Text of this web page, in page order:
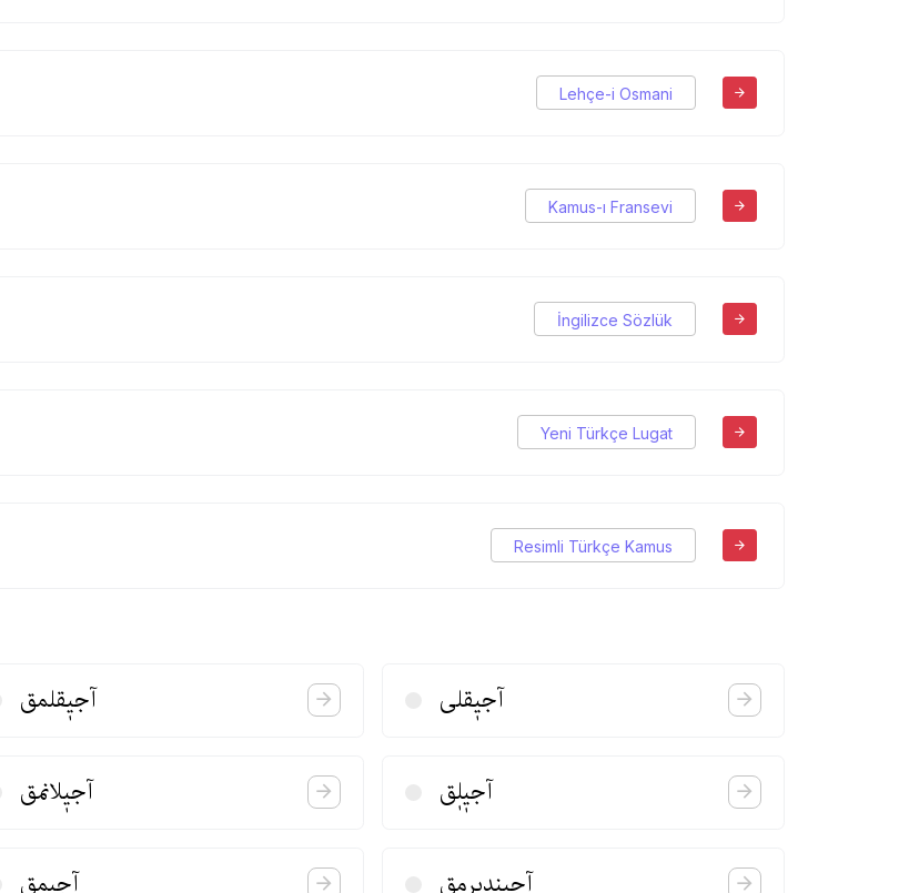
Lehçe-i Osmani
Kamus-ı Fransevi
İngilizce Sözlük
Yeni Türkçe Lugat
Resimli Türkçe Kamus
آجیٖقلمق آجیٖقلی
آجیٖلانمق آجیٖلٖق
آجیٖمق آجیٖندیٖرمق